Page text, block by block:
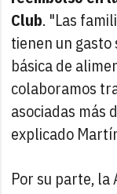
Club. "Las
tienen un
básica de
colaboramos
asociadas más
explicado
Por su parte, la